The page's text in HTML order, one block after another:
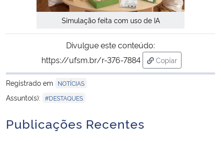
Simulação feita com uso de IA
Divulgue este conteúdo:
https://ufsm.br/r-376-7884
Copiar
para área de
Registrado em
NOTÍCIAS
Assunto(s): #DESTAQUES
Publicações Recentes